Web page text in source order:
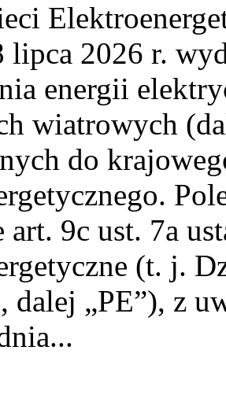
2026 r.
energii
wiatrowych
do
art. 9c ust. 7a
(t. j.
dalej „PE”), z